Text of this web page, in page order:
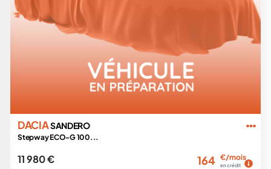
DACIASANDERO
Stepway ECO-G 100...
11 980 € 164 €/mois
en crédit